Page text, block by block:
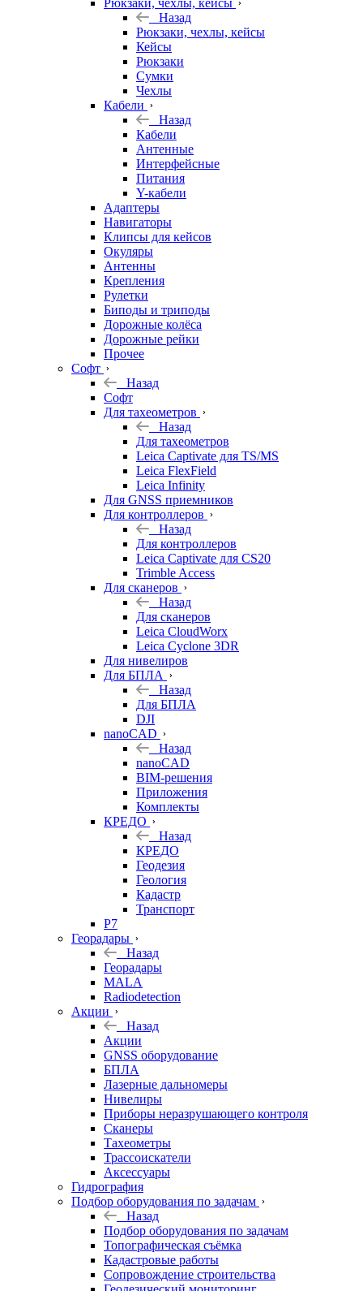
Рюкзаки, чехлы, кейсы
Назад
Рюкзаки, чехлы, кейсы
Кейсы
Рюкзаки
Сумки
Чехлы
Кабели
Назад
Кабели
Антенные
Интерфейсные
Питания
Y-кабели
Адаптеры
Навигаторы
Клипсы для кейсов
Окуляры
Антенны
Крепления
Рулетки
Биподы и триподы
Дорожные колёса
Дорожные рейки
Прочее
Софт
Назад
Софт
Для тахеометров
Назад
Для тахеометров
Leica Captivate для TS/MS
Leica FlexField
Leica Infinity
Для GNSS приемников
Для контроллеров
Назад
Для контроллеров
Leica Captivate для CS20
Trimble Access
Для сканеров
Назад
Для сканеров
Leica CloudWorx
Leica Cyclone 3DR
Для нивелиров
Для БПЛА
Назад
Для БПЛА
DJI
nanoCAD
Назад
nanoCAD
BIM-решения
Приложения
Комплекты
КРЕДО
Назад
КРЕДО
Геодезия
Геология
Кадастр
Транспорт
Р7
Георадары
Назад
Георадары
MALA
Radiodetection
Акции
Назад
Акции
GNSS оборудование
БПЛА
Лазерные дальномеры
Нивелиры
Приборы неразрушающего контроля
Сканеры
Тахеометры
Трассоискатели
Аксессуары
Гидрография
Подбор оборудования по задачам
Назад
Подбор оборудования по задачам
Топографическая съёмка
Кадастровые работы
Сопровождение строительства